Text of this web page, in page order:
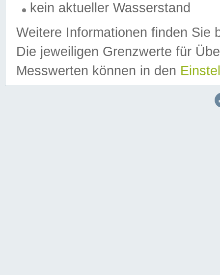
kein aktueller Wasserstand
Weitere Informationen finden Sie
Die jeweiligen Grenzwerte für
Messwerten können in den